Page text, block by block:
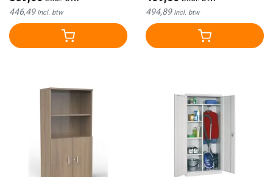
446,49 Incl. btw 494,89 Incl. btw